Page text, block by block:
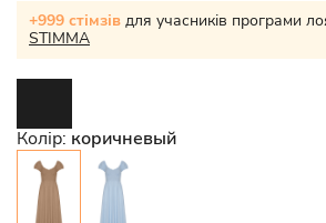
+999 стімзів для учасників програми
STIMMA
Колір: коричневый